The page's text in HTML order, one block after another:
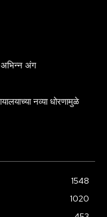
अभिन्न अंग
नव्या धोरणामुळे
1548
1020